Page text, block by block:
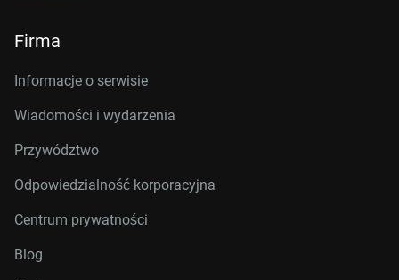
Firma
Informacje o serwisie
Wiadomości i wydarzenia
Przywództwo
Odpowiedzialność korporacyjna
Centrum prywatności
Blog